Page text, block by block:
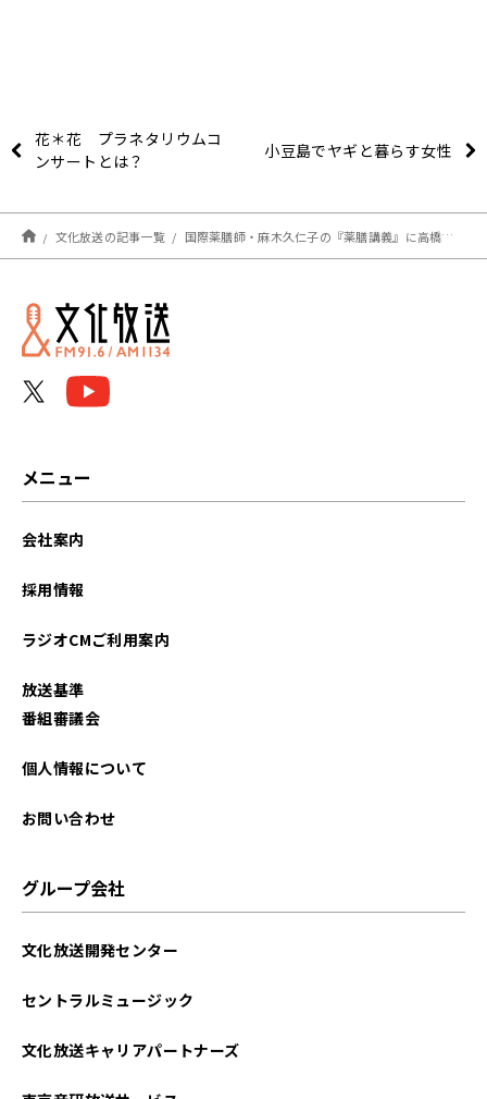
花＊花 プラネタリウムコ
ンサートとは？
小豆島でヤギと暮らす女性
文化放送の記事一覧 国際薬膳師・麻木久仁子の『薬膳講義』に高橋・坂口コンビも興味津々！
メニュー
会社案内
採用情報
ラジオCMご利用案内
放送基準
番組審議会
個人情報について
お問い合わせ
グループ会社
文化放送開発センター
セントラルミュージック
文化放送キャリアパートナーズ